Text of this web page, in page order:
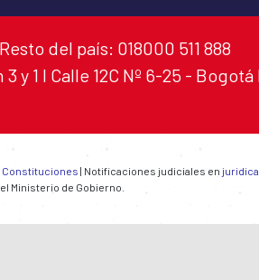
del país: 018000 511 888
1 I Calle 12C Nº 6-25 -
Constituciones | Notificaciones judiciales en
Ministerio de Gobierno.